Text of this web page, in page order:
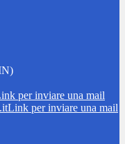
per inviare una mail
Link per inviare una mail